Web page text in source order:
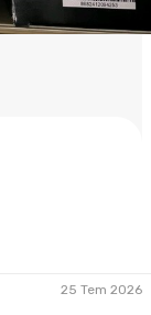
25 Tem 2026